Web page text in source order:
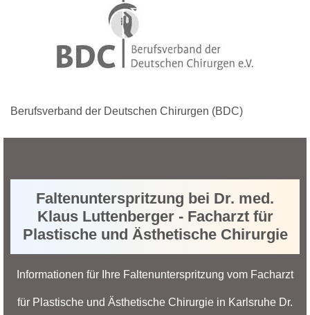
Berufsverband der Deutschen Chirurgen (BDC)
Faltenunterspritzung bei Dr. med.
Klaus Luttenberger - Facharzt für
Plastische und Ästhetische Chirurgie
Informationen für Ihre Faltenunterspritzung vom Facharzt
für Plastische und Ästhetische Chirurgie in Karlsruhe Dr.